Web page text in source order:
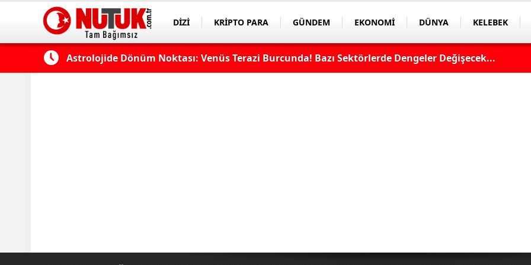
DİZİ KRİPTO PARA GÜNDEM EKONOMİ DÜNYA KELEBEK
Astrolojide Dönüm Noktası: Venüs Terazi Burcunda! Bazı Sektörlerde Dengeler Değişecek...